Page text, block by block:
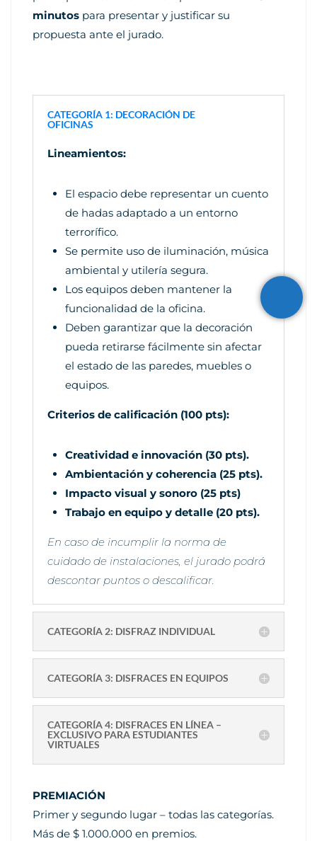
minutos para presentar y justificar su
propuesta ante el jurado.
CATEGORÍA 1: DECORACIÓN DE
OFICINAS
Lineamientos:
El espacio debe representar un cuento
de hadas adaptado a un entorno
terrorífico.
Se permite uso de iluminación, música
ambiental y utilería segura.
Los equipos deben mantener la
funcionalidad de la oficina.
Deben garantizar que la decoración
pueda retirarse fácilmente sin afectar
el estado de las paredes, muebles o
equipos.
Criterios de calificación (100 pts):
Creatividad e innovación (30 pts).
Ambientación y coherencia (25 pts).
Impacto visual y sonoro (25 pts)
Trabajo en equipo y detalle (20 pts).
En caso de incumplir la norma de
cuidado de instalaciones, el jurado podrá
descontar puntos o descalificar.
CATEGORÍA 2: DISFRAZ INDIVIDUAL
CATEGORÍA 3: DISFRACES EN EQUIPOS
CATEGORÍA 4: DISFRACES EN LÍNEA –
EXCLUSIVO PARA ESTUDIANTES
VIRTUALES
PREMIACIÓN
Primer y segundo lugar – todas las categorías.
Más de $ 1.000.000 en premios.